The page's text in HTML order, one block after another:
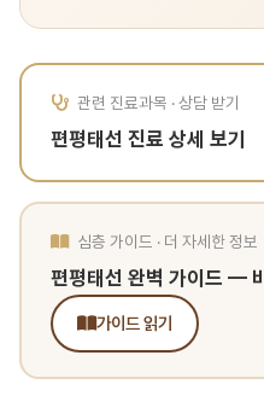
관련 진료과목 · 상담 받기
편평태선 진료 상세 보기
심층 가이드 · 더 자세한 정보
편평태선 완벽 가이드 —
가이드 읽기